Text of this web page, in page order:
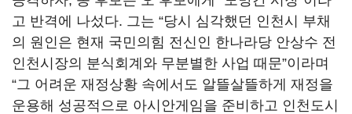
고 반격에 나섰다. 그는 “당시 심각했던 인천시 부채
의 원인은 현재 국민의힘 전신인 한나라당 안상수 전
인천시장의 분식회계와 무분별한 사업 때문”이라며
“그 어려운 재정상황 속에서도 알뜰살뜰하게 재정을
운용해 성공적으로 아시안게임을 준비하고 인천도시